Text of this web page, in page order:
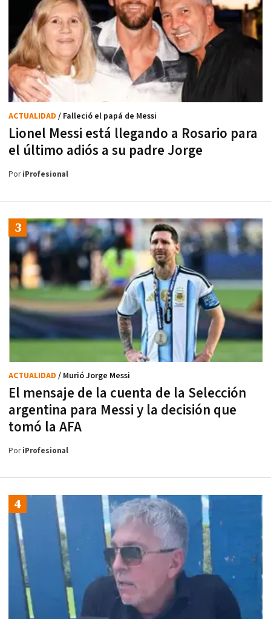
Lionel Messi está llegando a Rosario para
el último adiós a su padre Jorge
ACTUALIDAD / Falleció el papá de Messi
PoriProfesional
El mensaje de la cuenta de la Selección
argentina para Messi y la decisión que
tomó la AFA
ACTUALIDAD / Murió Jorge Messi
PoriProfesional